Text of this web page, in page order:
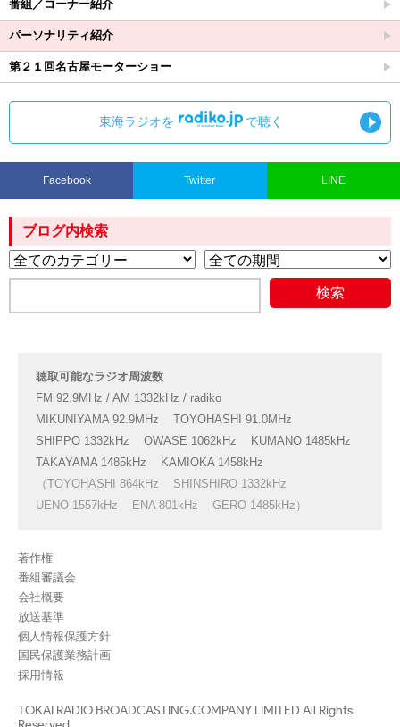
番組／コーナー紹介
パーソナリティ紹介
第２１回名古屋モーターショー
東海ラジオを で聴く
Facebook Twitter LINE
ブログ内検索
聴取可能なラジオ周波数
FM 92.9MHz / AM 1332kHz / radiko
MIKUNIYAMA 92.9MHz
TOYOHASHI 91.0MHz
SHIPPO 1332kHz
OWASE 1062kHz
KUMANO 1485kHz
TAKAYAMA 1485kHz
KAMIOKA 1458kHz
（TOYOHASHI 864kHz
SHINSHIRO 1332kHz
UENO 1557kHz
ENA 801kHz GERO 1485kHz）
著作権
番組審議会
会社概要
放送基準
個人情報保護方針
国民保護業務計画
採用情報
TOKAI RADIO BROADCASTING.COMPANY LIMITED All Rights